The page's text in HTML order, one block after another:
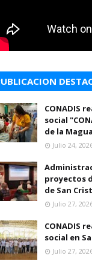
CONADIS
social
de la
Julio 24,
proyectos
de San
Julio 27,
CONADIS
social en
Julio 27,